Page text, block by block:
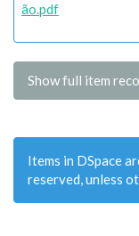
ão.pdf
Show full item
Items in DSpace
reserved, unless